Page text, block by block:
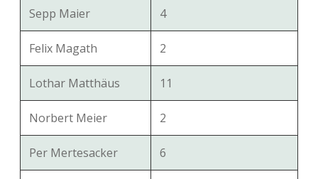
Sepp Maier 4
Felix Magath 2
Lothar Matthäus 11
Norbert Meier 2
Per Mertesacker 6